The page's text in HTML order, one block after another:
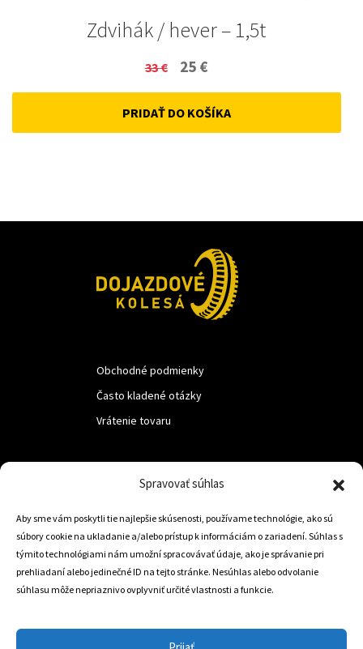
Spravovať súhlas
Aby sme vám poskytli tie najlepšie skúsenosti, používame technológie, ako sú
súbory cookie na ukladanie a/alebo prístup k informáciám o zariadení. Súhlas s
týmito technológiami nám umožní spracovávať údaje, ako je správanie pri
prehliadaní alebo jedinečné ID na tejto stránke. Nesúhlas alebo odvolanie
súhlasu môže nepriaznivo ovplyvniť určité vlastnosti a funkcie.
Zdvihák / hever – 1,5t
33€
Original
price
was:
25 €
price
is:
PRIDAŤ DO KOŠÍKA
Obchodné podmienky
Často kladené otázky
Vrátenie tovaru
Trstená 02801
+421 905 806 234